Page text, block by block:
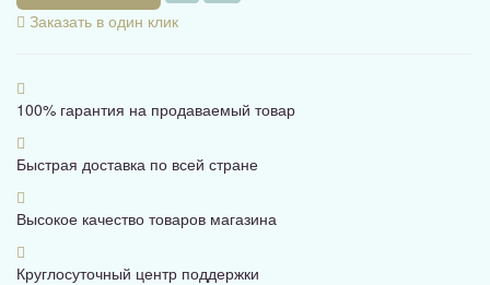
Заказать в один клик
100% гарантия на продаваемый товар
Быстрая доставка по всей стране
Высокое качество товаров магазина
Круглосуточный центр поддержки